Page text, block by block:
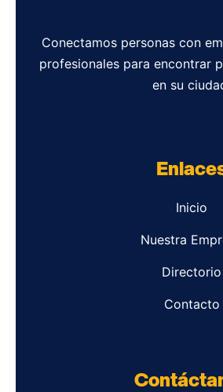
Conectamos personas con
profesionales para encontrar
en su
Inicio
Nuestra
Directorio
Contacto